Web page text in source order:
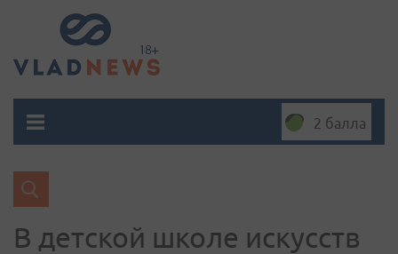
2 балла
В детской школе искусств